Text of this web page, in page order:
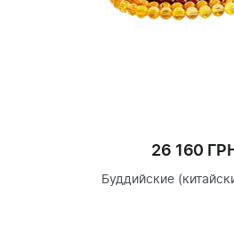
26 160
Буддийские